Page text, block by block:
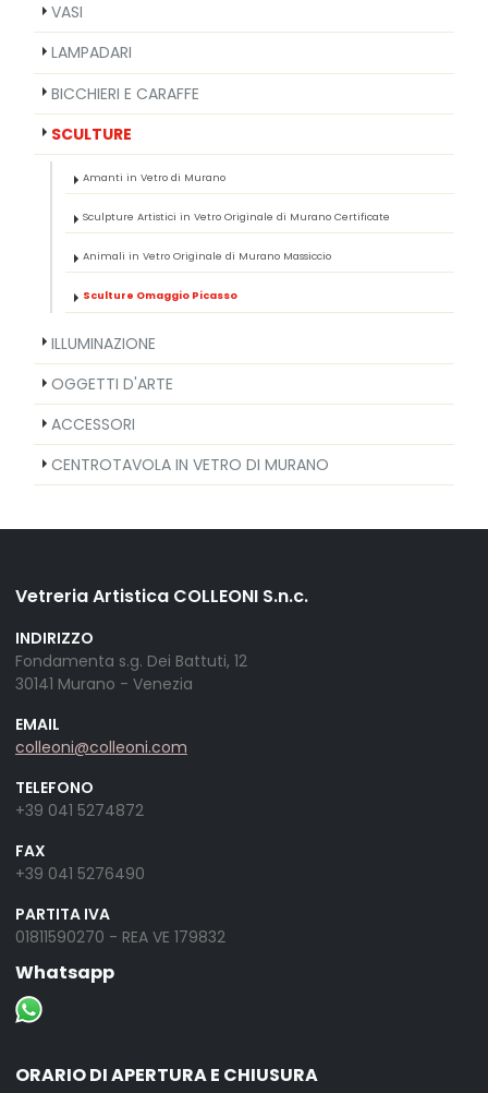
VASI
LAMPADARI
BICCHIERI E CARAFFE
SCULTURE
Amanti in Vetro di Murano
Sculpture Artistici in Vetro Originale di Murano Certificate
Animali in Vetro Originale di Murano Massiccio
Sculture Omaggio Picasso
ILLUMINAZIONE
OGGETTI D'ARTE
ACCESSORI
CENTROTAVOLA IN VETRO DI MURANO
Vetreria Artistica COLLEONI S.n.c.
INDIRIZZO
Fondamenta s.g. Dei Battuti, 12
30141 Murano - Venezia
EMAIL
colleoni@colleoni.com
TELEFONO
+39 041 5274872
FAX
+39 041 5276490
PARTITA IVA
01811590270 - REA VE 179832
Whatsapp
ORARIO DI APERTURA E CHIUSURA